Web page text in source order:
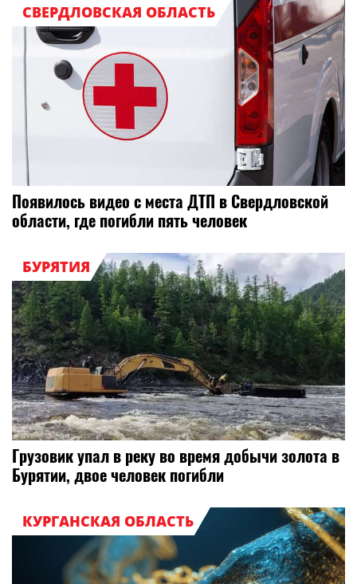
СВЕРДЛОВСКАЯ ОБЛАСТЬ
Появилось видео с места ДТП в Свердловской
области, где погибли пять человек
БУРЯТИЯ
Грузовик упал в реку во время добычи золота в
Бурятии, двое человек погибли
КУРГАНСКАЯ ОБЛАСТЬ